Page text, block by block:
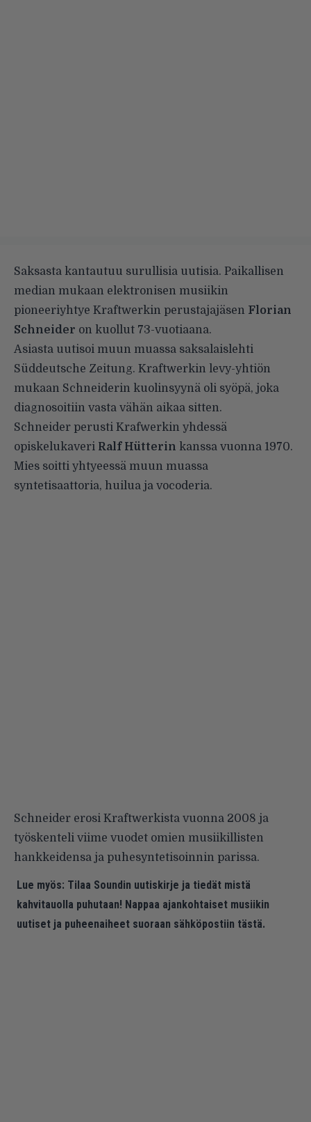
Saksasta kantautuu surullisia uutisia. Paikallisen
median mukaan elektronisen musiikin
pioneeriyhtye Kraftwerkin perustajajäsen Florian
Schneider on kuollut 73-vuotiaana.
Asiasta uutisoi muun muassa saksalaislehti
Süddeutsche Zeitung. Kraftwerkin levy-yhtiön
mukaan Schneiderin kuolinsyynä oli syöpä, joka
diagnosoitiin vasta vähän aikaa sitten.
Schneider perusti Krafwerkin yhdessä
opiskelukaveri Ralf Hütterin kanssa vuonna 1970.
Mies soitti yhtyeessä muun muassa
syntetisaattoria, huilua ja vocoderia.
Schneider erosi Kraftwerkista vuonna 2008 ja
työskenteli viime vuodet omien musiikillisten
hankkeidensa ja puhesyntetisoinnin parissa.
Lue myös: Tilaa Soundin uutiskirje ja tiedät mistä
kahvitauolla puhutaan! Nappaa ajankohtaiset musiikin
uutiset ja puheenaiheet suoraan sähköpostiin tästä.